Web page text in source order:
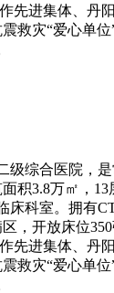
先进集体、丹
救灾“爱心单
级综合医院，
积3.8万㎡，
床科室。拥有
开放床位
先进集体、丹
救灾“爱心单